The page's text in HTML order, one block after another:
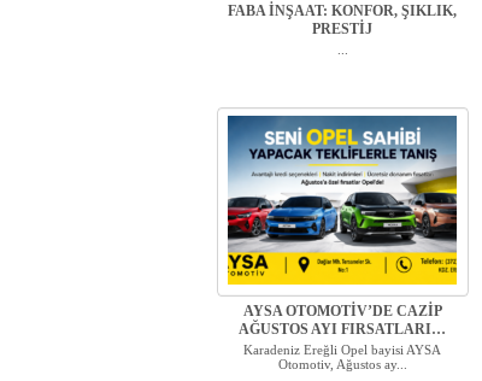
FABA İNŞAAT: KONFOR, ŞIKLIK,
PRESTİJ
AYSA OTOMOTİV’DE CAZİP
AĞUSTOS AYI FIRSATLARI…
Karadeniz Ereğli Opel bayisi AYSA
Otomotiv, Ağustos ay...